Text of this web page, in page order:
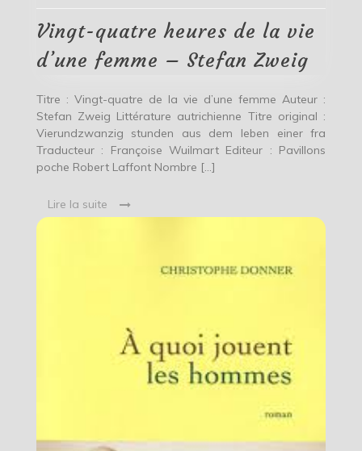
d’une
femme
–
Zweig
Vingt-quatre heures de la vie
d’une femme – Stefan Zweig
Titre : Vingt-quatre de la vie d’une femme Auteur :
Stefan Zweig Littérature autrichienne Titre original :
Vierundzwanzig stunden aus dem leben einer fra
Traducteur : Françoise Wuilmart Editeur : Pavillons
poche Robert Laffont Nombre […]
Lire la suite